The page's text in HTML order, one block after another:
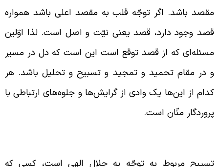
باشد. اگر توجّه قلب به مقصد اعلی باشد همواره
وجود دارد، قصد یعنی نیّت و اصل است. لذا اوّلین
که از قصد توقع است این است که دل در مسیر
در مقام تحمید و تمجید و تسبیح و تحلیل باشد. هر
از این‌ها یک وادی از گرایش‌ها و جلوه‌های ارتباطی با
منّان است.
مربوط به توجّه به جلال الهی است، کسی که